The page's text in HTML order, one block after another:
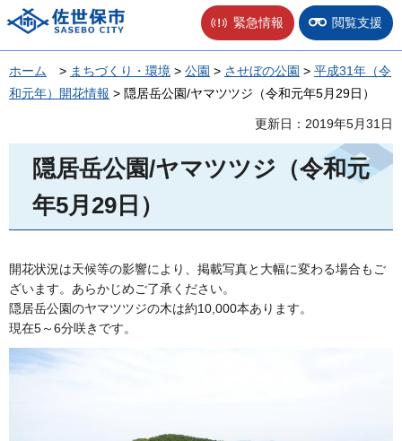
佐世保市 緊急情報 閲覧支援
ホーム > まちづくり・環境 > 公園 > させぼの公園 > 平成31年（令
和元年）開花情報 > 隠居岳公園/ヤマツツジ（令和元年5月29日）
更新日：2019年5月31日
隠居岳公園/ヤマツツジ（令和元
年5月29日）
開花状況は天候等の影響により、掲載写真と大幅に変わる場合もご
ざいます。あらかじめご了承ください。
隠居岳公園のヤマツツジの木は約10,000本あります。
現在5～6分咲きです。